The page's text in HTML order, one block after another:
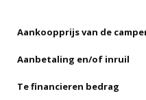
Aankoopprijs van de
Aanbetaling en/of inruil
Te financieren bedrag